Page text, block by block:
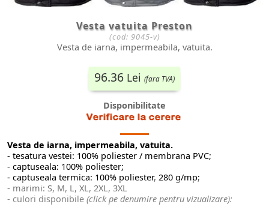
Vesta vatuita Preston
(cod: 9045-v)
Vesta de iarna, impermeabila, vatuita.
96.36 Lei (fara TVA)
Disponibilitate
Vesta de iarna, impermeabila, vatuita.
- tesatura vestei: 100% poliester / membrana PVC;
- captuseala: 100% poliester;
- captuseala termica: 100% poliester, 280 g/mp;
- marimi: S, M, L, XL, 2XL, 3XL
- culori disponibile (click pe denumire pentru vizualizare):